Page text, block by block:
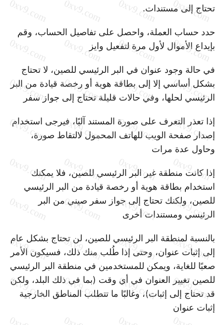
تحتاج إلى مستندات.
حدد حساب العملة، واحصل على تفاصيل الحساب، وقم
بإيداع الأموال لأول مرة لتفعيل وايز
في حالة وجود عنوان في البر الرئيسي للصين، لا تحتاج
بشكل أساسي إلا إلى بطاقة هوية أو رخصة قيادة من البر
الرئيسي لحلها، وفي حالات قليلة تحتاج إلى جواز سفر
إذا تعذر التعرف على صورة المستند آليًا، فيرجى استخدام
إصدار صفحة الويب للهاتف المحمول لالتقاط صورة،
وحاول عدة مرات
إذا كانت منطقة غير البر الرئيسي للصين، فلا يمكنك
استخدام بطاقة هوية أو رخصة قيادة من البر الرئيسي
للصين، ولكنك تحتاج إلى جواز سفر صيني من البر
الرئيسي ومستندات أخرى
بالنسبة لمنطقة البر الرئيسي للصين، لن تحتاج بشكل عام
إلى إثبات عنوان، وحتى إذا طُلب منك ذلك، فسيكون الأمر
صعبًا للغاية، ويمكن للمستخدمين في منطقة البر الرئيسي
للصين تغيير العنوان في أي وقت (بما في ذلك البلد، ولكن
قد تحتاج إلى إثبات)، وغالبًا ما تتطلب المناطق الخارجية
إثبات عنوان